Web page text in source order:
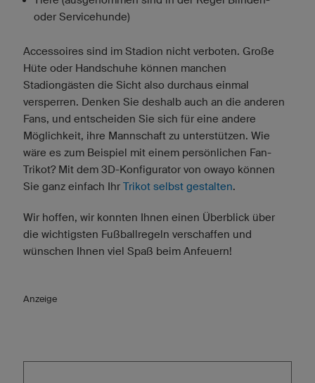
oder Servicehunde)
Accessoires sind im Stadion nicht verboten. Große
Hüte oder Handschuhe können manchen
Stadiongästen die Sicht also durchaus einmal
versperren. Denken Sie deshalb auch an die anderen
Fans, und entscheiden Sie sich für eine andere
Möglichkeit, ihre Mannschaft zu unterstützen. Wie
wäre es zum Beispiel mit einem persönlichen Fan-
Trikot? Mit dem 3D-Konfigurator von owayo können
Sie ganz einfach Ihr Trikot selbst gestalten.
Wir hoffen, wir konnten Ihnen einen Überblick über
die wichtigsten Fußballregeln verschaffen und
wünschen Ihnen viel Spaß beim Anfeuern!
Anzeige